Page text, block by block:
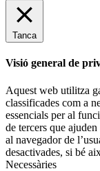
Tanca
Visió general de
Aquest web utilitza
classificades com a
essencials per al
de tercers que
al navegador de
desactivades, si bé
Necessàries